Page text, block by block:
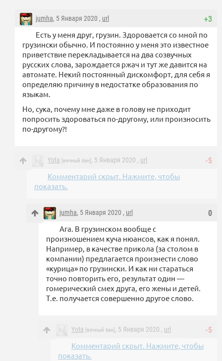
+3
jumha, 5 Января 2020 , url
Есть у меня друг, грузин. Здоровается со мной по
грузински обычно. И постоянно у меня это известное
приветствие перекладывается на два созвучных
русских слова, зарождается ржач и тут же давится на
автомате. Некий постоянный дискомфорт, для себя я
определяю причину в недостатке образования по
языкам.
Но, сука, почему мне даже в голову не приходит
попросить здороваться по-другому, или произносить
по-другому?!
-5
Yota [вечный бан] , 5 Января 2020 , url
Комментарий скрыт. Нажмите, чтобы
показать.
0
jumha, 5 Января 2020 , url
Ага. В грузинском вообще с
произношением куча нюансов, как я понял.
Например, в качестве прикола (за столом в
компании) предлагается произнести слово
«курица» по грузински. И как ни стараться
точно повторить его, результат один —
гомерический смех друга, его жены и детей.
Т.е. получается совершенно другое слово.
-5
Yota [вечный бан] , 5 Января 2020 , url
Комментарий скрыт. Нажмите, чтобы
показать.